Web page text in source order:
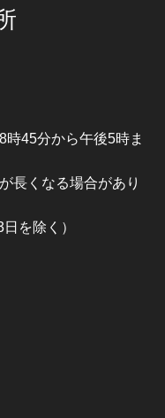
時45分から午後5時ま
長くなる場合があり
を除く）